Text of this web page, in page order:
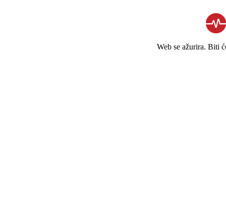
Web se ažurira. Biti